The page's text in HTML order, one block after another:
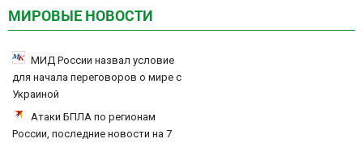
МИРОВЫЕ НОВОСТИ
МИД России назвал условие
для начала переговоров о мире с
Украиной
Атаки БПЛА по регионам
России, последние новости на 7